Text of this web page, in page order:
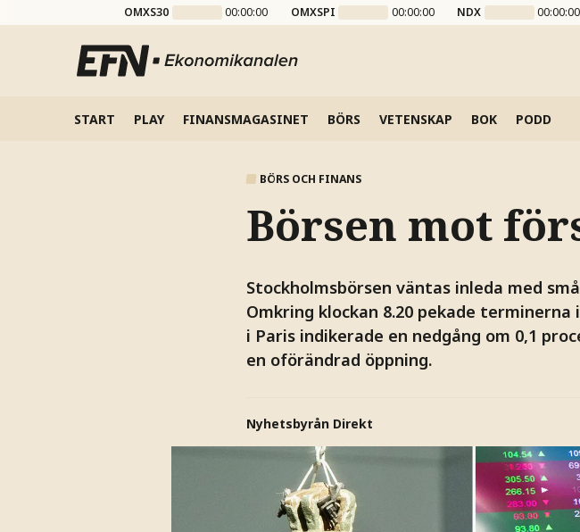
OMXS30 00:00:00 OMXSPI 00:00:00 NDX 00:00:00
START PLAY FINANSMAGASINET BÖRS VETENSKAP BOK PODD
BÖRS OCH FINANS
Börsen mot
Stockholmsbörsen väntas inleda med
Omkring klockan 8.20 pekade
i Paris indikerade en nedgång om 0,1
en oförändrad öppning.
Nyhetsbyrån Direkt